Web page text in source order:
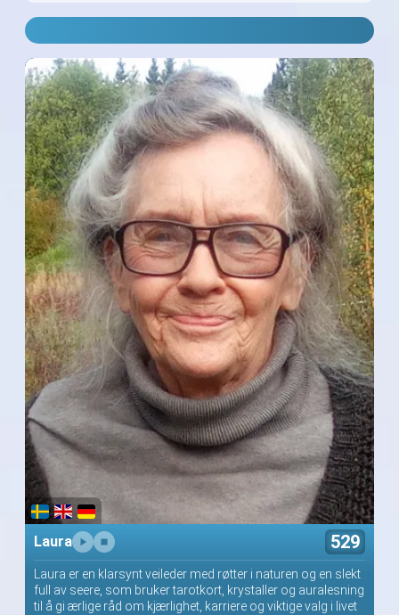
Laura 529
Laura er en klarsynt veileder med røtter i naturen og en slekt
full av seere, som bruker tarotkort, krystaller og auralesning
til å gi ærlige råd om kjærlighet, karriere og viktige valg i livet